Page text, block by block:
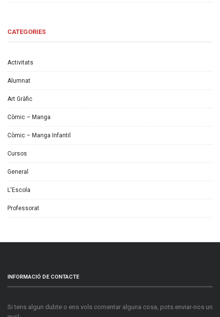
CATEGORIES
Activitats
Alumnat
Art Gràfic
Còmic – Manga
Còmic – Manga Infantil
Cursos
General
L'Escola
Professorat
INFORMACIÓ DE CONTACTE
Si tens algun dubte o ens vols comentar alguna cosa, pots enviar-nos un